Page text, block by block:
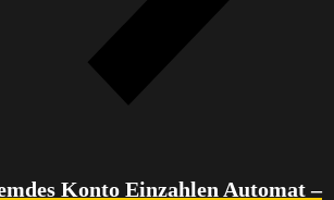
Konto Einzahlen Automat –